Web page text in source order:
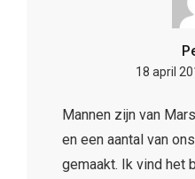
18 april
Mannen zijn van
en een aantal van
gemaakt. Ik vind het